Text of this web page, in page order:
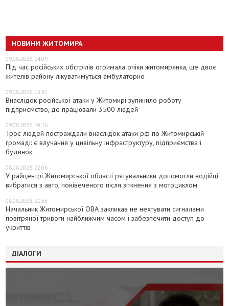
НОВИНИ ЖИТОМИРА
09.08.2026, 14:09
Під час російських обстрілів отримала опіки житомирянка, ще двоє
жителів району лікуватимуться амбулаторно
09.08.2026, 13:37
Внаслідок російської атаки у Житомирі зупинило роботу
підприємство, де працювали 3500 людей
09.08.2026, 10:16
Троє людей постраждали внаслідок атаки рф по Житомирській
громаді: є влучання у цивільну інфраструктуру, підприємства і
будинок
08.08.2026, 22:06
У райцентрі Житомирської області рятувальники допомогли водійці
вибратися з авто, понівеченого після зіткнення з мотоциклом
08.08.2026, 21:53
Начальник Житомирської ОВА закликав не нехтувати сигналами
повітряної тривоги найближчим часом і забезпечити доступ до
укриттів
ДІАЛОГИ